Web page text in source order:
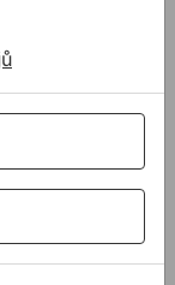
KIT
připojení PDF
993
PDF
lepidlo
PDF